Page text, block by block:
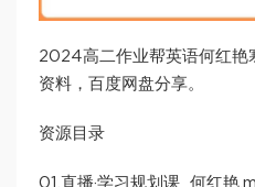
2024高二作业帮英语何红艳
资料，百度网盘分享。
资源目录
01.直播·学习规划课_何红艳